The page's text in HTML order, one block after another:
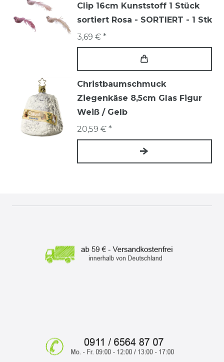
Clip 16cm Kunststoff 1 Stück
sortiert Rosa - SORTIERT - 1 Stk
3,69 € *
Christbaumschmuck
Ziegenkäse 8,5cm Glas Figur
Weiß / Gelb
20,59 € *